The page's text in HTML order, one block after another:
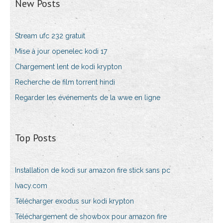
New Posts
Stream ufc 232 gratuit
Mise à jour openelec kodi 17
Chargement lent de kodi krypton
Recherche de film torrent hindi
Regarder les événements de la wwe en ligne
Top Posts
Installation de kodi sur amazon fire stick sans pc
Ivacy.com
Télécharger exodus sur kodi krypton
Téléchargement de showbox pour amazon fire